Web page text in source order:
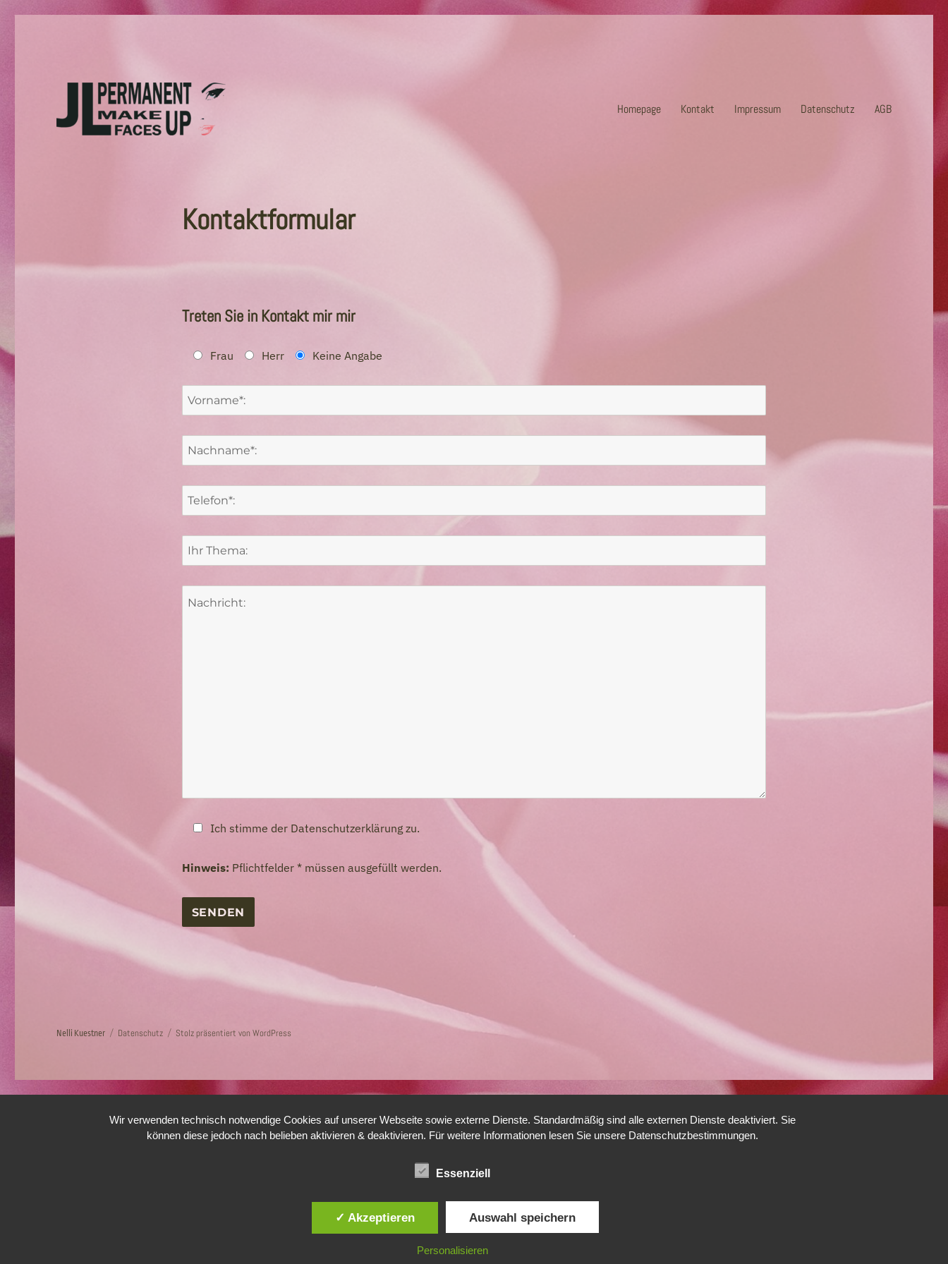
Homepage Kontakt Impressum Datenschutz AGB
Kontaktformular
Treten Sie in Kontakt mir mir
Frau Herr Keine Angabe
Ich stimme der Datenschutzerklärung zu.
Hinweis: Pflichtfelder * müssen ausgefüllt werden.
Nelli Kuestner Datenschutz Stolz präsentiert von WordPress
Wir verwenden technisch notwendige Cookies auf unserer Webseite sowie externe Dienste. Standardmäßig sind alle externen Dienste deaktiviert. Sie
können diese jedoch nach belieben aktivieren & deaktivieren. Für weitere Informationen lesen Sie unsere Datenschutzbestimmungen.
Essenziell
✓ Akzeptieren Auswahl speichern
Personalisieren